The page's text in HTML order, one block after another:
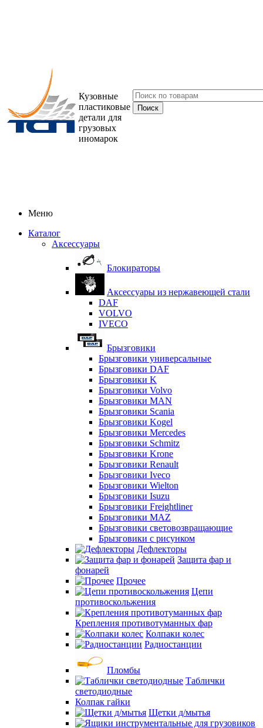
Кузовные
пластиковые
детали для
грузовых
иномарок
Меню
Каталог
Аксессуары
Блокираторы
Аксессуары из нержавеющей стали
DAF
VOLVO
IVECO
Брызговики
Брызговики универсальные
Брызговики DAF
Брызговики K
Брызговики Volvo
Брызговики MAN
Брызговики Scania
Брызговики Kogel
Брызговики Mercedes
Брызговики Schmitz
Брызговики Krone
Брызговики Renault
Брызговики Iveco
Брызговики Wielton
Брызговики Isuzu
Брызговики Freightliner
Брызговики MAZ
Брызговики световозвращающие
Брызговики с рисунком
Дефлекторы
Защита фар и
фонарей
Прочее
Цепи
противоскольжения
Крепления противотуманных фар
Колпаки колес
Радиостанции
Пломбы
Таблички
светодиодные
Колпак гайки
Щетки д/мытья